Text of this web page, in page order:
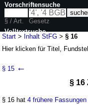
Start > Inhalt StFG >§ 16
Hier klicken fürTitel,
G. v. 04.02.2026
42 weitere Fassungen |
§ 15 ←
§ 16
§ 16 hat4 frühere Fassungen
Vorschriftensuche
§ / Art.
Gesetz
Volltextsuche
nur in StFG